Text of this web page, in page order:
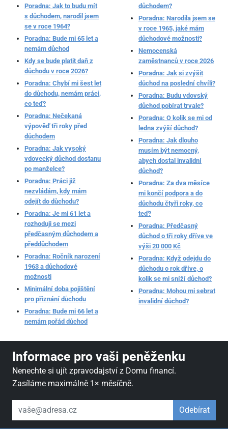
Poradna: Jak to budu mít
s důchodem, narodil jsem
se v roce 1964?
Poradna: Bude mi 65 let a
nemám důchod
Kdy se bude platit daň z
důchodu v roce 2026?
Poradna: Chybí mi šest let
do důchodu, nemám práci,
co teď?
Poradna: Nečekaná
výpověď tři roky před
důchodem
Poradna: Jak vysoký
vdovecký důchod dostanu
po manželce?
Poradna: Práci již
nezvládám, kdy mám
odejít do důchodu?
Poradna: Je mi 61 let a
rozhoduji se mezi
předčasným důchodem a
předdůchodem
Poradna: Ročník narození
1963 a důchodové
možnosti
Minimální doba pojištění
pro přiznání důchodu
Poradna: Bude mi 66 let a
nemám pořád důchod
důchodem?
Poradna: Narodila jsem se
v roce 1965, jaké mám
důchodové možnosti?
Nemocenská
zaměstnanců v roce 2026
Poradna: Jak si zvýšit
důchod na poslední chvíli?
Poradna: Budu vdovský
důchod pobírat trvale?
Poradna: O kolik se mi od
ledna zvýší důchod?
Poradna: Jak dlouho
musím být nemocný,
abych dostal invalidní
důchod?
Poradna: Za dva měsíce
mi končí podpora a do
důchodu čtyři roky, co
teď?
Poradna: Předčasný
důchod o tři roky dříve ve
výši 20 000 Kč
Poradna: Když odejdu do
důchodu o rok dříve, o
kolik se mi sníží důchod?
Poradna: Mohou mi sebrat
invalidní důchod?
Informace pro vaši peněženku
Nenechte si ujít zpravodajství z Domu financí.
Zasíláme maximálně 1× měsíčně.
váš email Odebírat